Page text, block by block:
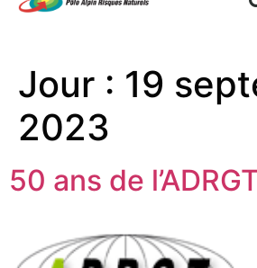
Jour : 19
2023
50 ans de